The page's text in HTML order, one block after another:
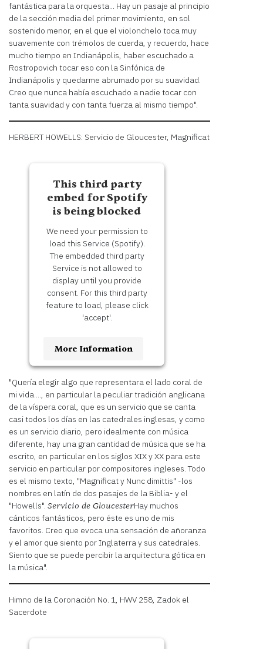
fantástica para la orquesta... Hay un pasaje al principio
de la sección media del primer movimiento, en sol
sostenido menor, en el que el violonchelo toca muy
suavemente con trémolos de cuerda, y recuerdo, hace
mucho tiempo en Indianápolis, haber escuchado a
Rostropovich tocar eso con la Sinfónica de
Indianápolis y quedarme abrumado por su suavidad.
Creo que nunca había escuchado a nadie tocar con
tanta suavidad y con tanta fuerza al mismo tiempo".
HERBERT HOWELLS: Servicio de Gloucester, Magnificat
This third party
embed for Spotify
is being blocked
We need your permission to
load this Service (Spotify).
The embedded third party
Service is not allowed to
display until you provide
consent. For this third party
feature to load, please click
'accept'.
More Information
Accept
Powered byUsercentrics
Consent Management
Platform
"Quería elegir algo que representara el lado coral de
mi vida...., en particular la peculiar tradición anglicana
de la víspera coral, que es un servicio que se canta
casi todos los días en las catedrales inglesas, y como
es un servicio diario, pero idealmente con música
diferente, hay una gran cantidad de música que se ha
escrito, en particular en los siglos XIX y XX para este
servicio en particular por compositores ingleses. Todo
es el mismo texto, "Magnificat y Nunc dimittis" -los
nombres en latín de dos pasajes de la Biblia- y el
"Howells". Servicio de GloucesterHay muchos
cánticos fantásticos, pero éste es uno de mis
favoritos. Creo que evoca una sensación de añoranza
y el amor que siento por Inglaterra y sus catedrales.
Siento que se puede percibir la arquitectura gótica en
la música".
Himno de la Coronación No. 1, HWV 258, Zadok el
Sacerdote